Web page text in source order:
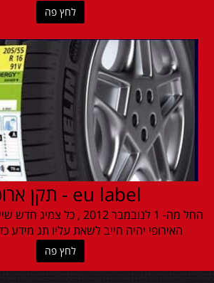
לחץ פה
eu label - תקן ארופאי
החל מה- 1 לנובמבר 2012 ,
האירופי יהיה חייב לשאת עליו תג מידע
לחץ פה